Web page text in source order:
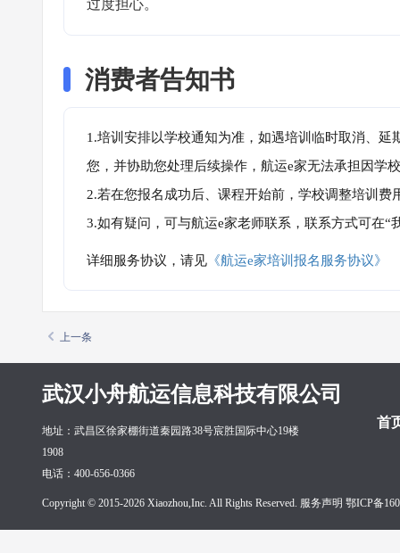
过度担心。
消费者告知书
1.培训安排以学校通知为准，如遇培训临时取消、
您，并协助您处理后续操作，航运e家无法承担因学
2.若在您报名成功后、课程开始前，学校调整培训
3.如有疑问，可与航运e家老师联系，联系方式可在
详细服务协议，请见 《航运e家培训报名服务协议》
上一条
武汉小舟航运信息科技有限公司
首
地址：武昌区徐家棚街道秦园路38号宸胜国际中心19楼
1908
电话：400-656-0366
Copyright © 2015-2026 Xiaozhou,Inc. All Rights Reserved. 服务声明 鄂ICP备